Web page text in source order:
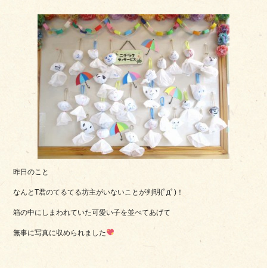
昨日のこと
なんとT君のてるてる坊主がいないことが判明(ﾟдﾟ)！
箱の中にしまわれていた可愛い子を並べてあげて
無事に写真に収められました